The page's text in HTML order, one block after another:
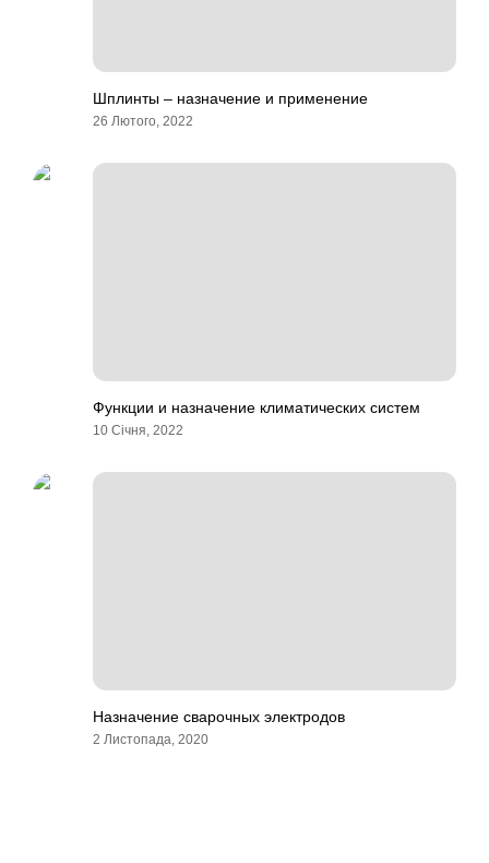
Шплинты – назначение и применение
26 Лютого, 2022
Функции и назначение климатических систем
10 Січня, 2022
Назначение сварочных электродов
2 Листопада, 2020